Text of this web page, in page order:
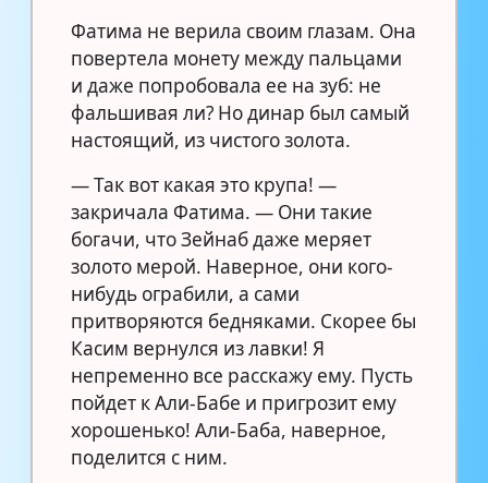
Фатима не верила своим глазам. Она
повертела монету между пальцами
и даже попробовала ее на зуб: не
фальшивая ли? Но динар был самый
настоящий, из чистого золота.
— Так вот какая это крупа! —
закричала Фатима. — Они такие
богачи, что Зейнаб даже меряет
золото мерой. Наверное, они кого-
нибудь ограбили, а сами
притворяются бедняками. Скорее бы
Касим вернулся из лавки! Я
непременно все расскажу ему. Пусть
пойдет к Али-Бабе и пригрозит ему
хорошенько! Али-Баба, наверное,
поделится с ним.